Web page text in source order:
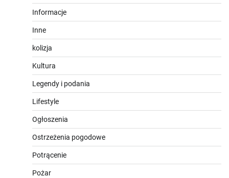
Informacje
Inne
kolizja
Kultura
Legendy i podania
Lifestyle
Ogłoszenia
Ostrzeżenia pogodowe
Potrącenie
Pożar